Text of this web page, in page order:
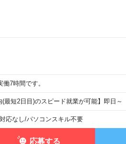
7時間です。
最短2日目)のスピード就業が可能】即日～
応なし/パソコンスキル不要
応募する